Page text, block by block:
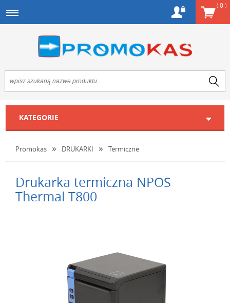
(0)
KATEGORIE
Promokas DRUKARKI Termiczne
Drukarka termiczna NPOS
Thermal T800